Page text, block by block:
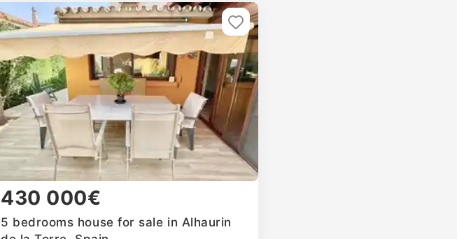
430 000€
5 bedrooms house for sale in Alhaurin